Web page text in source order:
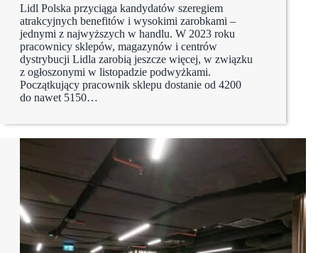
Lidl Polska przyciąga kandydatów szeregiem
atrakcyjnych benefitów i wysokimi zarobkami –
jednymi z najwyższych w handlu. W 2023 roku
pracownicy sklepów, magazynów i centrów
dystrybucji Lidla zarobią jeszcze więcej, w związku
z ogłoszonymi w listopadzie podwyżkami.
Początkujący pracownik sklepu dostanie od 4200
do nawet 5150…